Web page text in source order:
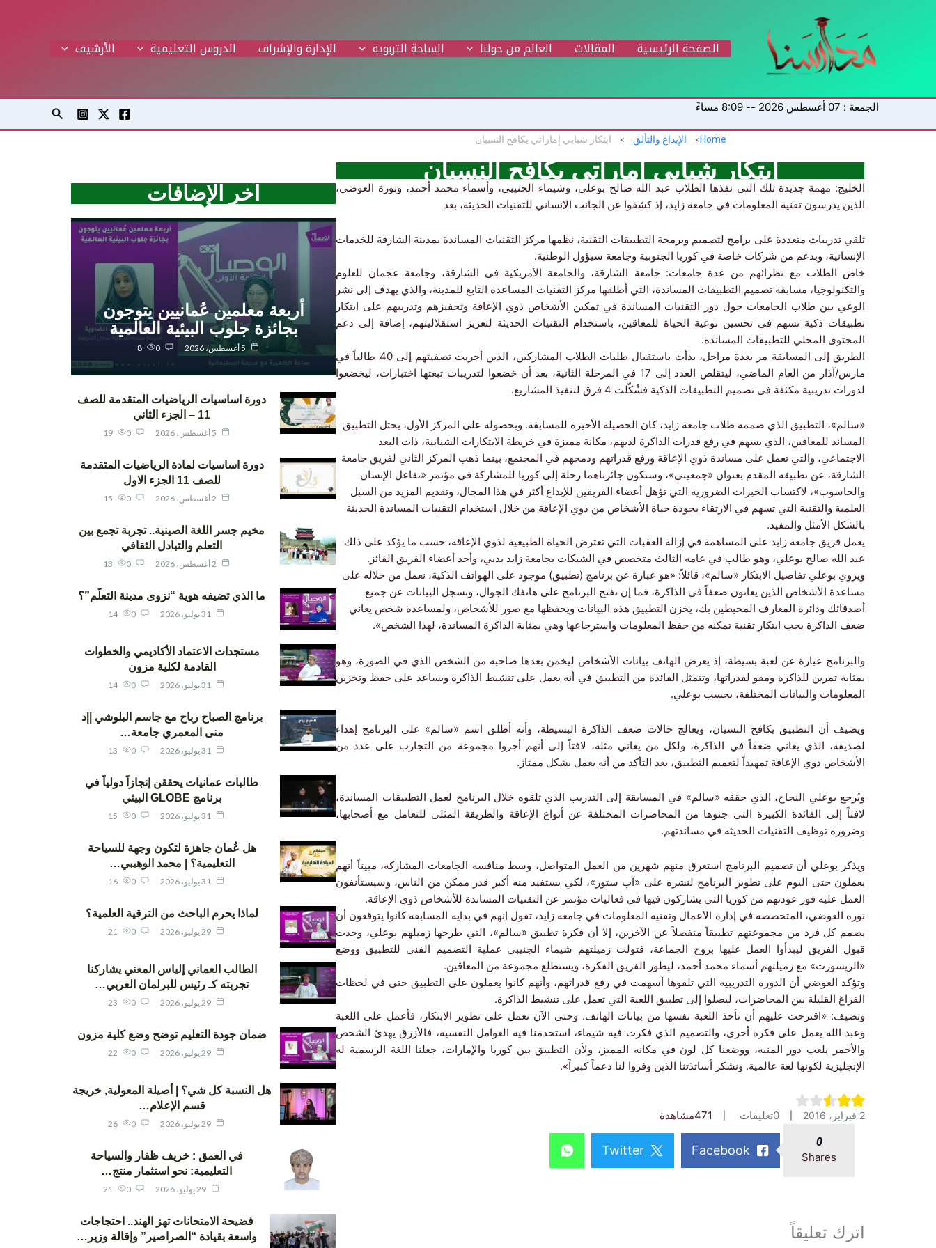
الصفحة الرئيسية المقالات العالم من حولنا الساحة التربوية الإدارة والإشراف الدروس التعليمية اﻷرشيف
الجمعة : 07 أغسطس 2026 -- 8:09 مساءً البحث
Home الإبداع والتألق ابتكار شبابي إماراتي يكافح النسيان
ابتكار شبابي إماراتي يكافح النسيان
الخليج: مهمة جديدة تلك التي نفذها الطلاب عبد الله صالح بوعلي، وشيماء الجنيبي، وأسماء محمد أحمد، ونورة العوضي،
الذين يدرسون تقنية المعلومات في جامعة زايد، إذ كشفوا عن الجانب الإنساني للتقنيات الحديثة، بعد
تلقي تدريبات متعددة على برامج لتصميم وبرمجة التطبيقات التقنية، نظمها مركز التقنيات المساندة بمدينة الشارقة للخدمات
الإنسانية، وبدعم من شركات خاصة في كوريا الجنوبية وجامعة سيؤول الوطنية.
خاض الطلاب مع نظرائهم من عدة جامعات: جامعة الشارقة، والجامعة الأمريكية في الشارقة، وجامعة عجمان للعلوم
والتكنولوجيا، مسابقة تصميم التطبيقات المساندة، التي أطلقها مركز التقنيات المساعدة التابع للمدينة، والذي يهدف إلى نشر
الوعي بين طلاب الجامعات حول دور التقنيات المساندة في تمكين الأشخاص ذوي الإعاقة وتحفيزهم وتدريبهم على ابتكار
تطبيقات ذكية تسهم في تحسين نوعية الحياة للمعاقين، باستخدام التقنيات الحديثة لتعزيز استقلاليتهم، إضافة إلى دعم
المحتوى المحلي للتطبيقات المساندة.
الطريق إلى المسابقة مر بعدة مراحل، بدأت باستقبال طلبات الطلاب المشاركين، الذين أجريت تصفيتهم إلى 40 طالباً في
مارس/آذار من العام الماضي، ليتقلص العدد إلى 17 في المرحلة الثانية، بعد أن خضعوا لتدريبات تبعتها اختبارات، ليخضعوا
لدورات تدريبية مكثفة في تصميم التطبيقات الذكية فشُكّلت 4 فرق لتنفيذ المشاريع.
«سالم»، التطبيق الذي صممه طلاب جامعة زايد، كان الحصيلة الأخيرة للمسابقة. وبحصوله على المركز الأول، يحتل التطبيق
المساند للمعاقين، الذي يسهم في رفع قدرات الذاكرة لديهم، مكانة مميزة في خريطة الابتكارات الشبابية، ذات البعد
الاجتماعي، والتي تعمل على مساندة ذوي الإعاقة ورفع قدراتهم ودمجهم في المجتمع، بينما ذهب المركز الثاني لفريق جامعة
الشارقة، عن تطبيقه المقدم بعنوان «جمعيتي»، وستكون جائزتاهما رحلة إلى كوريا للمشاركة في مؤتمر «تفاعل الإنسان
والحاسوب»، لاكتساب الخبرات الضرورية التي تؤهل أعضاء الفريقين للإبداع أكثر في هذا المجال، وتقديم المزيد من السبل
العلمية والتقنية التي تسهم في الارتقاء بجودة حياة الأشخاص من ذوي الإعاقة من خلال استخدام التقنيات المساندة الحديثة
بالشكل الأمثل والمفيد.
يعمل فريق جامعة زايد على المساهمة في إزالة العقبات التي تعترض الحياة الطبيعية لذوي الإعاقة، حسب ما يؤكد على ذلك
عبد الله صالح بوعلي، وهو طالب في عامه الثالث متخصص في الشبكات بجامعة زايد بدبي، وأحد أعضاء الفريق الفائز.
ويروي بوعلي تفاصيل الابتكار «سالم»، قائلاً: «هو عبارة عن برنامج (تطبيق) موجود على الهواتف الذكية، نعمل من خلاله على
مساعدة الأشخاص الذين يعانون ضعفاً في الذاكرة، فما إن تفتح البرنامج على هاتفك الجوال، وتسجل البيانات عن جميع
أصدقائك ودائرة المعارف المحيطين بك، يخزن التطبيق هذه البيانات ويحفظها مع صور للأشخاص، ولمساعدة شخص يعاني
ضعف الذاكرة يجب ابتكار تقنية تمكنه من حفظ المعلومات واسترجاعها وهي بمثابة الذاكرة المساندة، لهذا الشخص».
والبرنامج عبارة عن لعبة بسيطة، إذ يعرض الهاتف بيانات الأشخاص ليخمن بعدها صاحبه من الشخص الذي في الصورة، وهو
بمثابة تمرين للذاكرة ومقو لقدراتها، وتتمثل الفائدة من التطبيق في أنه يعمل على تنشيط الذاكرة ويساعد على حفظ وتخزين
المعلومات والبيانات المختلفة، بحسب بوعلي.
ويضيف أن التطبيق يكافح النسيان، ويعالج حالات ضعف الذاكرة البسيطة، وأنه أطلق اسم «سالم» على البرنامج إهداء
لصديقه، الذي يعاني ضعفاً في الذاكرة، ولكل من يعاني مثله، لافتاً إلى أنهم أجروا مجموعة من التجارب على عدد من
الأشخاص ذوي الإعاقة تمهيداً لتعميم التطبيق، بعد التأكد من أنه يعمل بشكل ممتاز.
ويُرجع بوعلي النجاح، الذي حققه «سالم» في المسابقة إلى التدريب الذي تلقوه خلال البرنامج لعمل التطبيقات المساندة،
لافتاً إلى الفائدة الكبيرة التي جنوها من المحاضرات المختلفة عن أنواع الإعاقة والطريقة المثلى للتعامل مع أصحابها،
وضرورة توظيف التقنيات الحديثة في مساندتهم.
ويذكر بوعلي أن تصميم البرنامج استغرق منهم شهرين من العمل المتواصل، وسط منافسة الجامعات المشاركة، مبيناً أنهم
يعملون حتى اليوم على تطوير البرنامج لنشره على «آب ستور»، لكي يستفيد منه أكبر قدر ممكن من الناس، وسيستأنفون
العمل عليه فور عودتهم من كوريا التي يشاركون فيها في فعاليات مؤتمر عن التقنيات المساندة للأشخاص ذوي الإعاقة.
نورة العوضي، المتخصصة في إدارة الأعمال وتقنية المعلومات في جامعة زايد، تقول إنهم في بداية المسابقة كانوا يتوقعون أن
يصمم كل فرد من مجموعتهم تطبيقاً منفصلاً عن الآخرين، إلا أن فكرة تطبيق «سالم»، التي طرحها زميلهم بوعلي، وجدت
قبول الفريق ليبدأوا العمل عليها بروح الجماعة، فتولت زميلتهم شيماء الجنيبي عملية التصميم الفني للتطبيق ووضع
«الريسورت» مع زميلتهم أسماء محمد أحمد، ليطور الفريق الفكرة، ويستطلع مجموعة من المعاقين.
وتؤكد العوضي أن الدورة التدريبية التي تلقوها أسهمت في رفع قدراتهم، وأنهم كانوا يعملون على التطبيق حتى في لحظات
الفراغ القليلة بين المحاضرات، ليصلوا إلى تطبيق اللعبة التي تعمل على تنشيط الذاكرة.
وتضيف: «اقترحت عليهم أن تأخذ اللعبة نفسها من بيانات الهاتف. وحتى الآن نعمل على تطوير الابتكار، فأعمل على اللعبة
وعبد الله يعمل على فكرة أخرى، والتصميم الذي فكرت فيه شيماء، استخدمنا فيه العوامل النفسية، فالأزرق يهدئ الشخص
والأحمر يلعب دور المنبه، ووضعنا كل لون في مكانه المميز، ولأن التطبيق بين كوريا والإمارات، جعلنا اللغة الرسمية له
الإنجليزية لكونها لغة عالمية. ونشكر أساتذتنا الذين وفروا لنا دعماً كبيراً».
2 فبراير، 2016 0تعليقات 471مشاهدة
0
Shares
Facebook
Twitter
اترك تعليقاً
آخر الإضافات
أربعة معلمين عُمانيين يتوجون
بجائزة جلوب البيئية العالمية
0
8
دورة اساسيات الرياضيات المتقدمة للصف
11 – الجزء الثاني
0
19
دورة اساسيات لمادة الرياضيات المتقدمة
للصف 11 الجزء الاول
0
مخيم جسر اللغة الصينية.. تجربة تجمع بين
التعلم والتبادل الثقافي
0
ما الذي تضيفه هوية “نزوى مدينة التعلّم”؟
14
مستجدات الاعتماد الأكاديمي والخطوات
القادمة لكلية مزون
14
برنامج الصباح رباح مع جاسم البلوشي ||د
منى المعمري جامعة…
طالبات عمانيات يحققن إنجازاً دولياً في
برنامج GLOBE البيئي
هل عُمان جاهزة لتكون وجهة للسياحة
التعليمية؟ | محمد الوهيبي…
لماذا يحرم الباحث من الترقية العلمية؟
الطالب العماني إلياس المعني يشاركنا
تجربته كـ رئيس للبرلمان العربي…
ضمان جودة التعليم توضح وضع كلية مزون
هل النسبة كل شي؟ | أصيلة المعولية, خريجة
قسم الإعلام…
في العمق : خريف ظفار والسياحة
التعليمية: نحو استثمار منتج…
29 يوليو، 2026 0
فضيحة الامتحانات تهز الهند.. احتجاجات
واسعة بقيادة “الصراصير” وإقالة وزير…